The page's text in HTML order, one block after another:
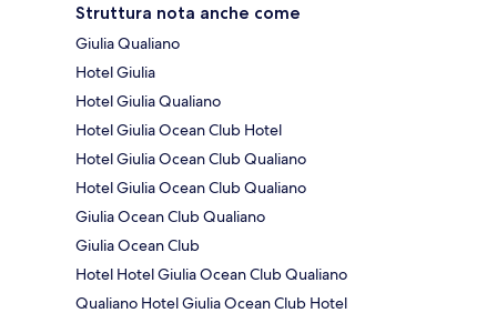
Struttura nota anche come
Giulia Qualiano
Hotel Giulia
Hotel Giulia Qualiano
Hotel Giulia Ocean Club Hotel
Hotel Giulia Ocean Club Qualiano
Hotel Giulia Ocean Club Qualiano
Giulia Ocean Club Qualiano
Giulia Ocean Club
Hotel Hotel Giulia Ocean Club Qualiano
Qualiano Hotel Giulia Ocean Club Hotel